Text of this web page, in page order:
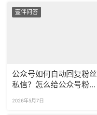
壹伴问答
公众号如何自动回复粉丝
私信？怎么给公众号粉丝
2026年5月7日